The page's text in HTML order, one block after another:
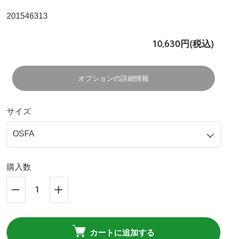
201546313
10,630円(税込)
オプションの詳細情報
サイズ
購入数
カートに追加する